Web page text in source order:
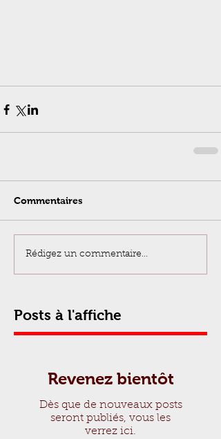
Commentaires
Rédigez un commentaire...
Posts à l'affiche
Revenez bientôt
Dès que de nouveaux posts
seront publiés, vous les
verrez ici.